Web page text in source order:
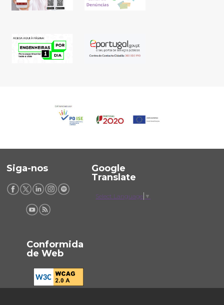
Siga-nos
Google
Translate
Select Language ▼
Conformida
de Web